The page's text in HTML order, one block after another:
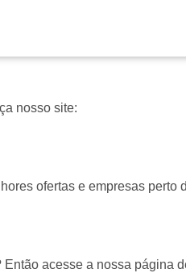
nosso site:
ofertas e empresas perto
acesse a nossa página